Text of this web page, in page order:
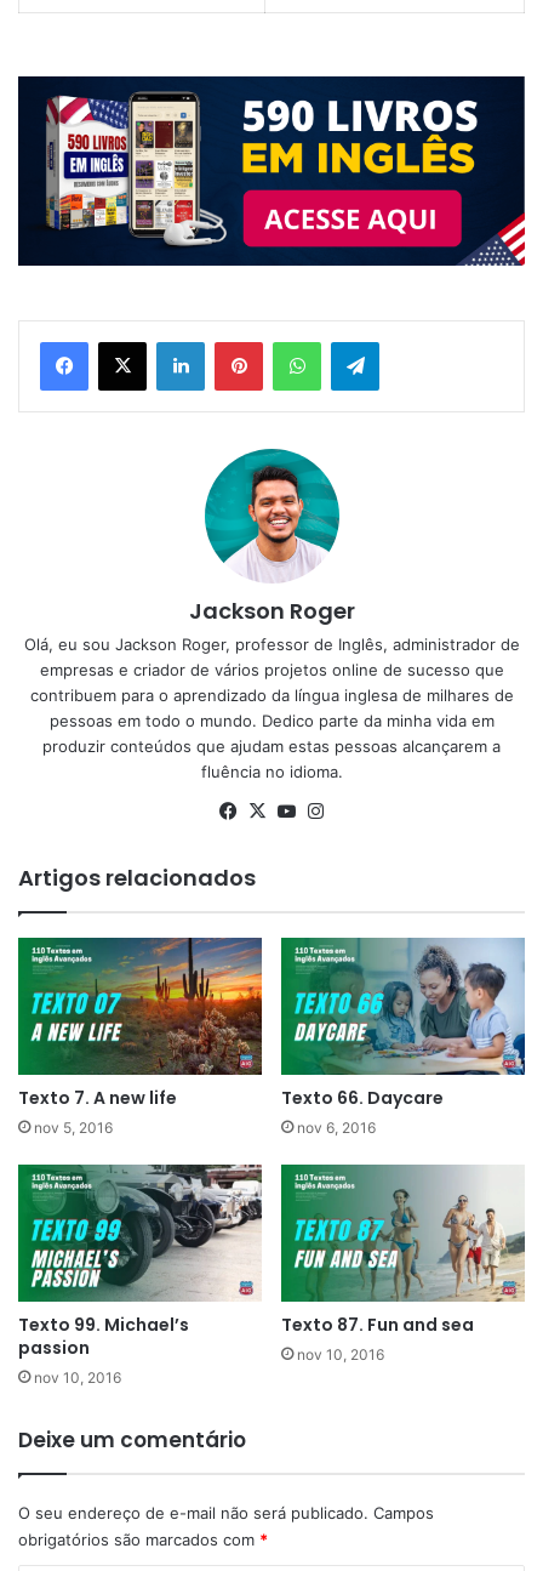
LinkedinPinterestWhatsAppTelegram
Jackson Roger
Olá, eu sou Jackson Roger, professor de Inglês, administrador de
empresas e criador de vários projetos online de sucesso que
contribuem para o aprendizado da língua inglesa de milhares de
pessoas em todo o mundo. Dedico parte da minha vida em
produzir conteúdos que ajudam estas pessoas alcançarem a
fluência no idioma.
Facebook
X YouTube
Artigos relacionados
Texto 7. A new life
nov 5, 2016
Texto 66. Daycare
nov 6, 2016
Texto 99. Michael’s
passion
nov 10, 2016
Texto 87. Fun and sea
nov 10, 2016
Deixe um comentário
O seu endereço de e-mail não será publicado. Campos
obrigatórios são marcados com *